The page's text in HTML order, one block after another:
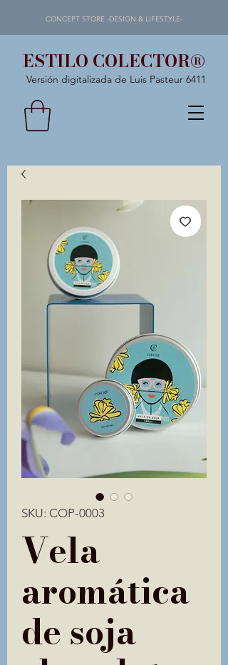
ESTILO COLECTOR®
Versión digitalizada de Luis Pasteur 6411
CONCEPT STORE -DESIGN & LIFESTYLE-
SKU: COP-0003
Vela
aromática
de soja